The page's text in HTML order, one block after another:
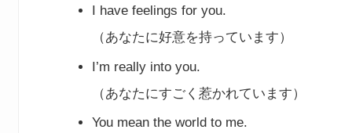
I have feelings for you.
（あなたに好意を持っています）
I’m really into you.
（あなたにすごく惹かれています）
You mean the world to me.